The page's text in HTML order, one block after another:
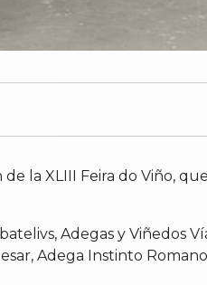
la XLIII Feira do Viño,
Adegas y Viñedos
Adega Instinto